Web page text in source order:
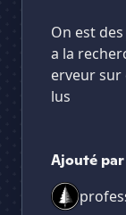
On est
a la
erveur sur
lus
Ajouté par